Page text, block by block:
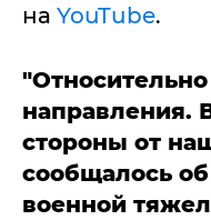
на YouTube.
направления.
стороны от
сообщалось
военной